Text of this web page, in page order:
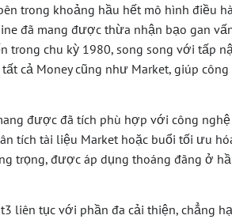
trong khoảng hầu hết mô hình điều
đã mang được thừa nhận bạo gan
trong chu kỳ 1980, song song với tấp
cả Money cũng như Market, giúp
được đã tích phù hợp với công
tích tài liệu Market hoặc buổi tối ưu
trọng, được áp dụng thoáng đãng ở
liên tục với phần đa cải thiện, chẳng